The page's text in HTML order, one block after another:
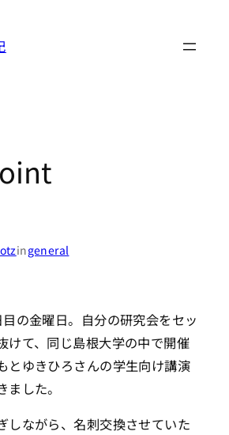
ingeneral
の金曜日。自分の研究会をセッ
けて、同じ島根大学の中で開催
とゆきひろさんの学生向け講演
した。
しながら、名刺交換させていた